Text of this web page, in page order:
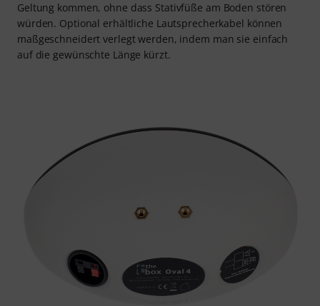
Geltung kommen, ohne dass Stativfüße am Boden stören
würden. Optional erhältliche Lautsprecherkabel können
maßgeschneidert verlegt werden, indem man sie einfach
auf die gewünschte Länge kürzt.